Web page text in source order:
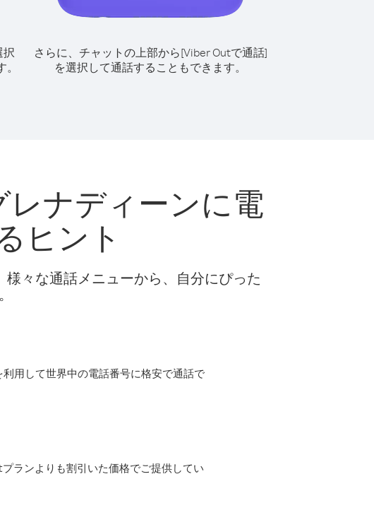
択
さらに、チャットの上部から[Viber Outで通話]
を選択して通話することもできます。
ナディーンに電
ヒント
々な通話メニューから、自分にぴった
用して世界中の電話番号に格安で通話で
ランよりも割引いた価格でご提供してい